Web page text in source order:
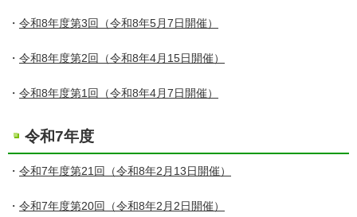
・ 令和8年度第3回（令和8年5月7日開催）
・ 令和8年度第2回（令和8年4月15日開催）
・ 令和8年度第1回（令和8年4月7日開催）
令和7年度
・ 令和7年度第21回（令和8年2月13日開催）
・ 令和7年度第20回（令和8年2月2日開催）